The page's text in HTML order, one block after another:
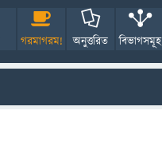
গরমাগরম! অনুত্তরিত বিভাগসমূহ